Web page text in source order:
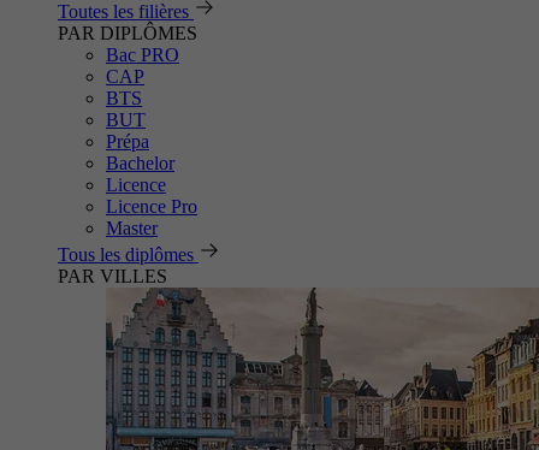
Toutes les filières
PAR DIPLÔMES
Bac PRO
CAP
BTS
BUT
Prépa
Bachelor
Licence
Licence Pro
Master
Tous les diplômes
PAR VILLES